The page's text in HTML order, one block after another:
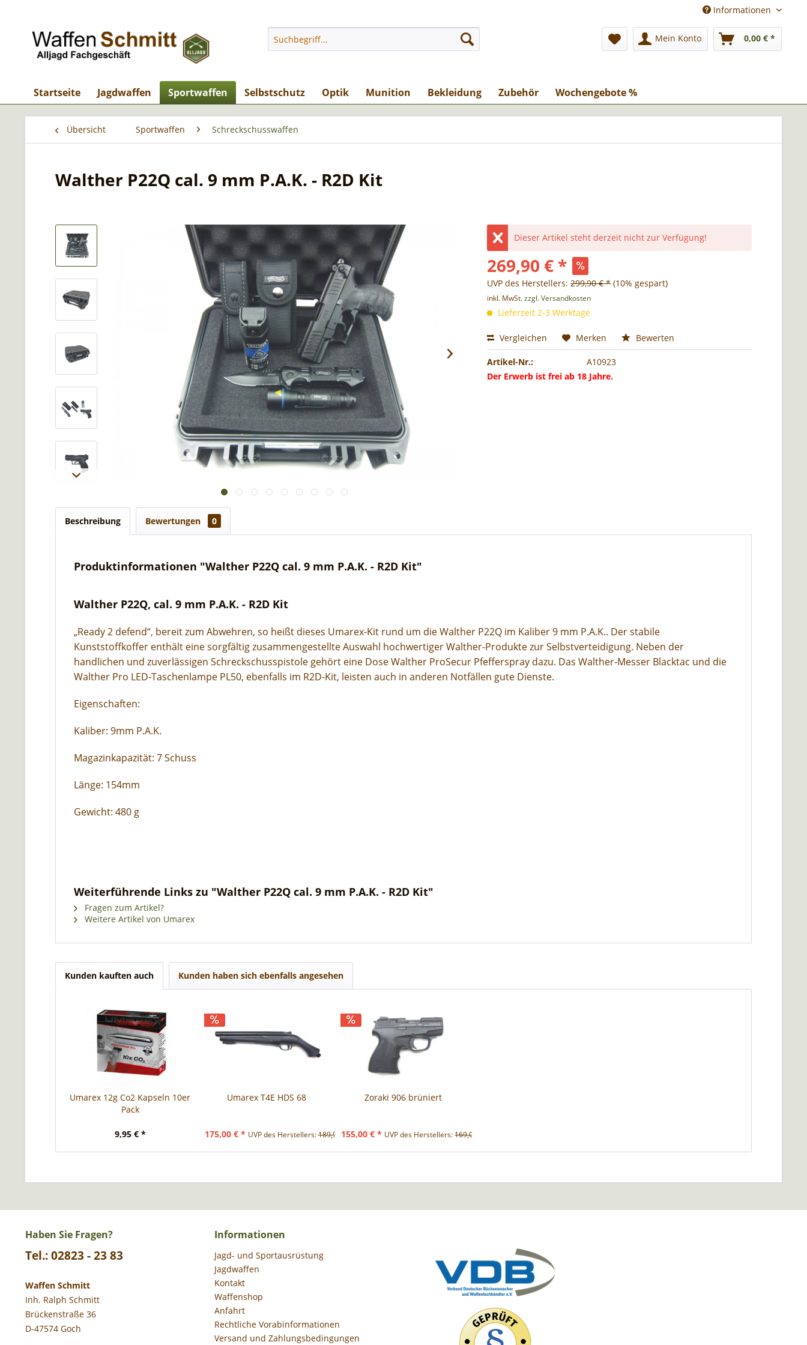
Informationen
Mein Konto 0,00 € *
Startseite Jagdwaffen Sportwaffen Selbstschutz Optik Munition Bekleidung Zubehör Wochengebote %
Übersicht Sportwaffen Schreckschusswaffen
Walther P22Q cal. 9 mm P.A.K. - R2D Kit
Dieser Artikel steht derzeit nicht zur Verfügung!
269,90 € *
UVP des Herstellers:299,90 € * (10% gespart)
inkl. MwSt.zzgl. Versandkosten
Lieferzeit 2-3 Werktage
Vergleichen Merken Bewerten
Artikel-Nr.:
A10923
Der Erwerb ist frei ab 18 Jahre.
Beschreibung Bewertungen 0
Produktinformationen "Walther P22Q cal. 9 mm P.A.K. - R2D Kit"
Walther P22Q, cal. 9 mm P.A.K. - R2D Kit
„Ready 2 defend“, bereit zum Abwehren, so heißt dieses Umarex-Kit rund um die Walther P22Q im Kaliber 9 mm P.A.K.. Der stabile
Kunststoffkoffer enthält eine sorgfältig zusammengestellte Auswahl hochwertiger Walther-Produkte zur Selbstverteidigung. Neben der
handlichen und zuverlässigen Schreckschusspistole gehört eine Dose Walther ProSecur Pfefferspray dazu. Das Walther-Messer Blacktac und die
Walther Pro LED-Taschenlampe PL50, ebenfalls im R2D-Kit, leisten auch in anderen Notfällen gute Dienste.
Eigenschaften:
Kaliber: 9mm P.A.K.
Magazinkapazität: 7 Schuss
Länge: 154mm
Gewicht: 480 g
Weiterführende Links zu "Walther P22Q cal. 9 mm P.A.K. - R2D Kit"
Fragen zum Artikel?
Weitere Artikel von Umarex
Kunden kauften auch Kunden haben sich ebenfalls angesehen
Umarex 12g Co2 Kapseln 10er
Pack
9,95 € *
Umarex T4E HDS 68
175,00 € * UVP des Herstellers:189,90 € *
Zoraki 906 brüniert
155,00 € * UVP des Herstellers:169,00 € *
Haben Sie Fragen?
Tel.: 02823 - 23 83
Waffen Schmitt
Inh. Ralph Schmitt
Brückenstraße 36
D-47574 Goch
Informationen
Jagd- und Sportausrüstung
Jagdwaffen
Kontakt
Waffenshop
Anfahrt
Rechtliche Vorabinformationen
Versand und Zahlungsbedingungen